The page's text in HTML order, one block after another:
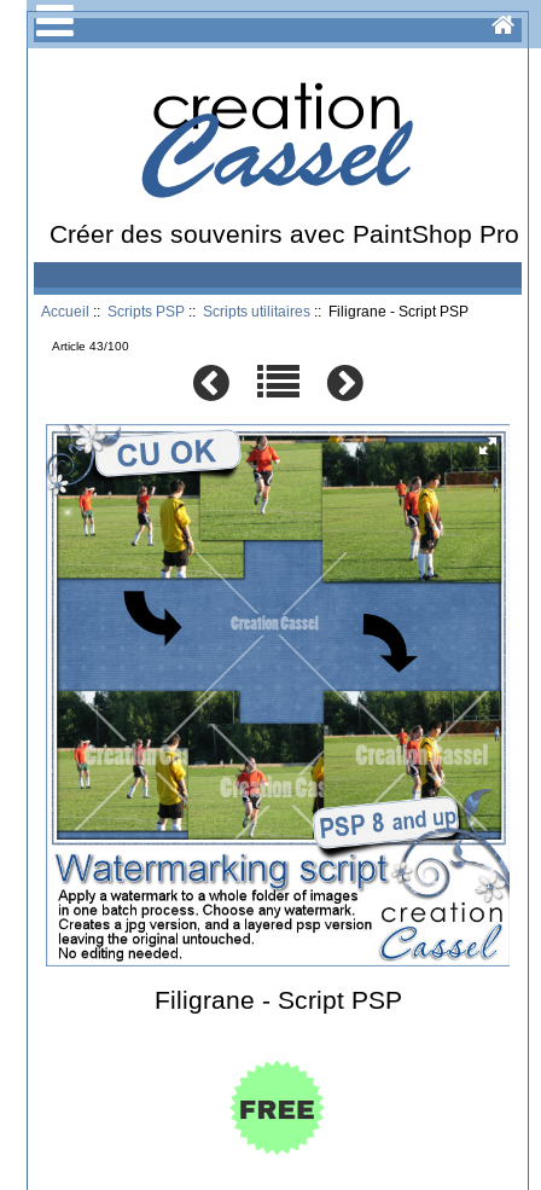
Créer des souvenirs avec PaintShop Pro
Accueil ::Scripts PSP ::Scripts utilitaires :: Filigrane - Script PSP
Article 43/100
Filigrane - Script PSP